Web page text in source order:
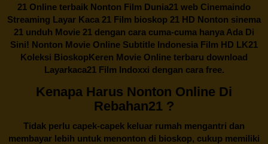
21 Online terbaik Nonton Film Dunia21 web Cinemaindo
Streaming Layar Kaca 21 Film bioskop 21 HD Nonton sinema
21 unduh Movie 21 dengan cara cuma-cuma hanya Ada Di
Sini! Nonton Movie Online Subtitle Indonesia Film HD LK21
Koleksi BioskopKeren Movie Online terbaru download
Layarkaca21 Film Indoxxi dengan cara free.
Kenapa Harus Nonton Online Di
Rebahan21 ?
Tidak perlu capek-capek keluar rumah mengantri dan
membayar lebih untuk menonton di bioskop, cukup memiliki